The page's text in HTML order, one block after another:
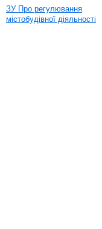
ЗУ Про регулювання
містобудівної діяльності